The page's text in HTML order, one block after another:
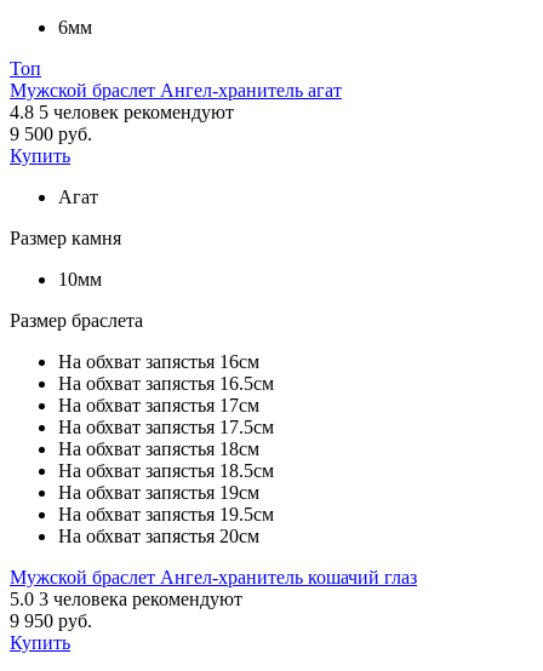
6мм
Топ
Мужской браслет Ангел-хранитель агат
4.8 5 человек рекомендуют
9 500 руб.
Купить
Агат
Размер камня
10мм
Размер браслета
На обхват запястья 16см
На обхват запястья 16.5см
На обхват запястья 17см
На обхват запястья 17.5см
На обхват запястья 18см
На обхват запястья 18.5см
На обхват запястья 19см
На обхват запястья 19.5см
На обхват запястья 20см
Мужской браслет Ангел-хранитель кошачий глаз
5.0 3 человека рекомендуют
9 950 руб.
Купить